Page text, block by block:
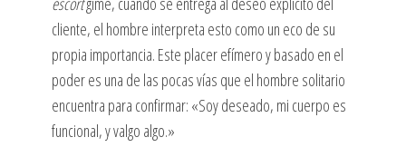
cliente, el hombre interpreta esto como un eco de su
propia importancia. Este placer efímero y basado en el
poder es una de las pocas vías que el hombre solitario
encuentra para confirmar: «Soy deseado, mi cuerpo es
funcional, y valgo algo.»